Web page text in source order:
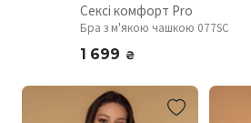
Сексі комфорт Pro
Бра з м'якою чашкою 077SC
1 699 ₴